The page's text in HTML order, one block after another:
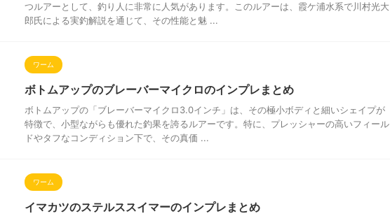
つルアーとして、釣り人に非常に人気があります。このルアーは、霞ケ浦水系で川村光大
郎氏による実釣解説を通じて、その性能と魅 ...
ワーム
ボトムアップのブレーバーマイクロのインプレまとめ
ボトムアップの「ブレーバーマイクロ3.0インチ」は、その極小ボディと細いシェイプが
特徴で、小型ながらも優れた釣果を誇るルアーです。特に、プレッシャーの高いフィール
ドやタフなコンディション下で、その真価 ...
ワーム
イマカツのステルススイマーのインプレまとめ